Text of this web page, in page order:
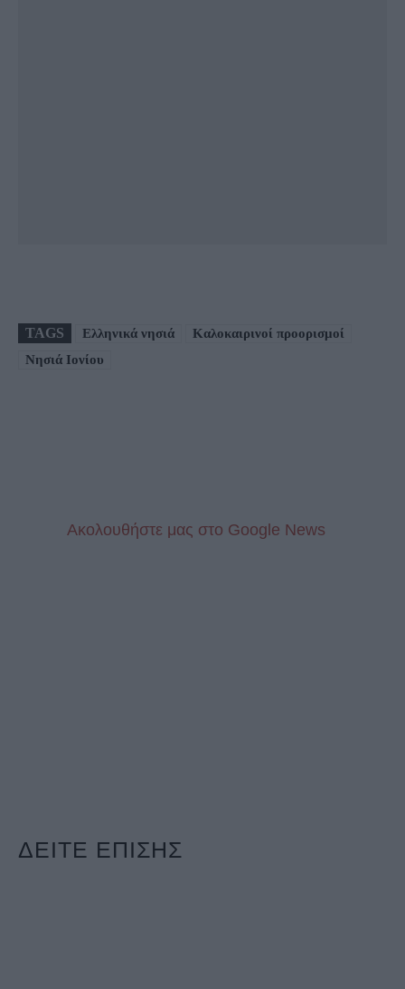
TAGS Ελληνικά νησιά
Καλοκαιρινοί προορισμοί
Νησιά Ιονίου
Aκολουθήστε μας στo Google News
ΔΕΙΤΕ ΕΠΙΣΗΣ